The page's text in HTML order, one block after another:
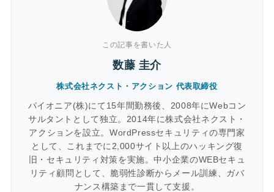
この記事を書いた人
数藤 圭介
株式会社ネクスト・アクション 代表取締役
パイオニア(株)にて15年間勤務後、2008年にWebコン
サルタントとして独立。2014年に株式会社ネクスト・
アクションを設立。WordPressセキュリティの専門家
として、これまでに2,000サイト以上のハッキング復
旧・セキュリティ対策を実施。中小企業のWEBセキュ
リティ顧問として、脆弱性診断からメール訓練、ガバ
ナンス構築まで一貫して支援。